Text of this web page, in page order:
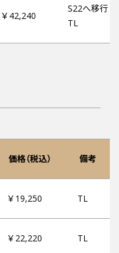
￥42,240
S22へ移行
TL
価格（税込） 備考
￥19,250 TL
￥22,220 TL